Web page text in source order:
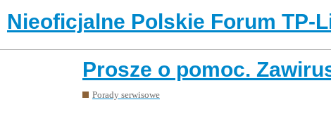
Nieoficjalne Polskie Forum TP-
Prosze o pomoc.
Porady serwisowe